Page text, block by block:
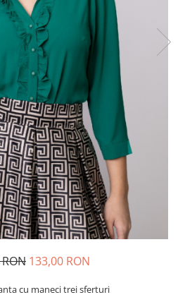
133,00 RON
cu maneci trei sferturi